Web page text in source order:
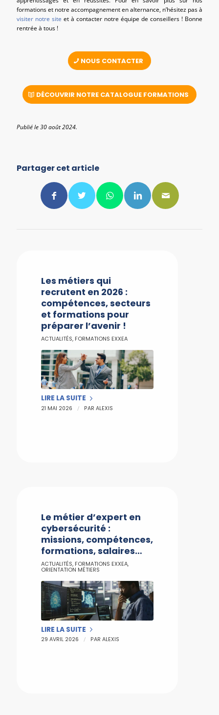
formations et notre accompagnement en alternance, n’hésitez pas à
visiter notre site et à contacter notre équipe de conseillers ! Bonne
rentrée à tous !
NOUS CONTACTER
DÉCOUVRIR NOTRE CATALOGUE FORMATIONS
Publié le 30 août 2024.
Partager cet article
Les métiers qui
recrutent en 2026 :
compétences, secteurs
et formations pour
préparer l’avenir !
ACTUALITÉS, FORMATIONS EXXEA
LIRE LA SUITE
21 MAI 2026 / PAR ALEXIS
Le métier d’expert en
cybersécurité :
missions, compétences,
formations, salaires…
ACTUALITÉS, FORMATIONS EXXEA,
ORIENTATION MÉTIERS
LIRE LA SUITE
29 AVRIL 2026 / PAR ALEXIS